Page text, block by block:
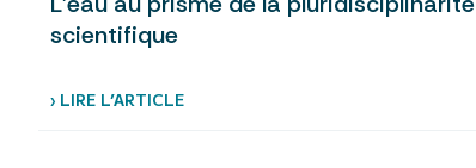
scientifique
› LIRE L’ARTICLE